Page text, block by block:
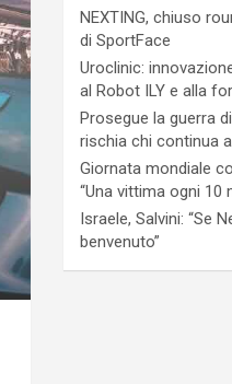
NEXTING, chiuso
di SportFace
Uroclinic:
al Robot ILY e alla
Prosegue la guerra
rischia chi continua
Giornata mondiale
“Una vittima ogni 10
Israele, Salvini: “Se
benvenuto”